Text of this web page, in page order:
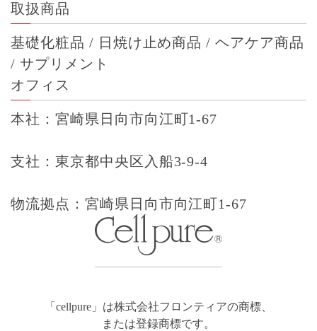
取扱商品
基礎化粧品 / 日焼け止め商品 / ヘアケア商品
/ サプリメント
オフィス
本社：宮崎県日向市向江町1-67
支社：東京都中央区入船3-9-4
物流拠点：宮崎県日向市向江町1-67
「cellpure」は株式会社フロンティアの商標、
または登録商標です。